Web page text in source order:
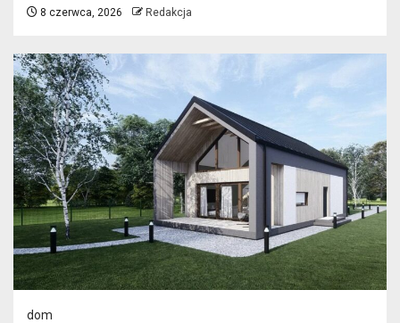
8 czerwca, 2026 Redakcja
dom